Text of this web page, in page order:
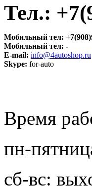
Тел.:
Мобильный тел:
Мобильный тел: -
E-mail: info@4autoshop.ru
Skype: for-auto
Время
пн-
сб-вс: